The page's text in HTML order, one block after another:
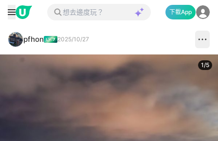
下載App
pfhon 2025/10/27
1/5